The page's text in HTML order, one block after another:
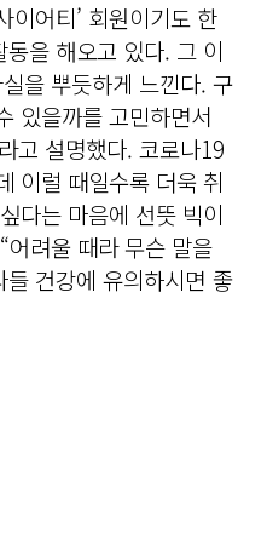
이어티’ 회원이기도 한
을 해오고 있다. 그 이
을 뿌듯하게 느낀다. 구
있을까를 고민하면서
고 설명했다. 코로나19
이럴 때일수록 더욱 취
다는 마음에 선뜻 빅이
려울 때라 무슨 말을
건강에 유의하시면 좋